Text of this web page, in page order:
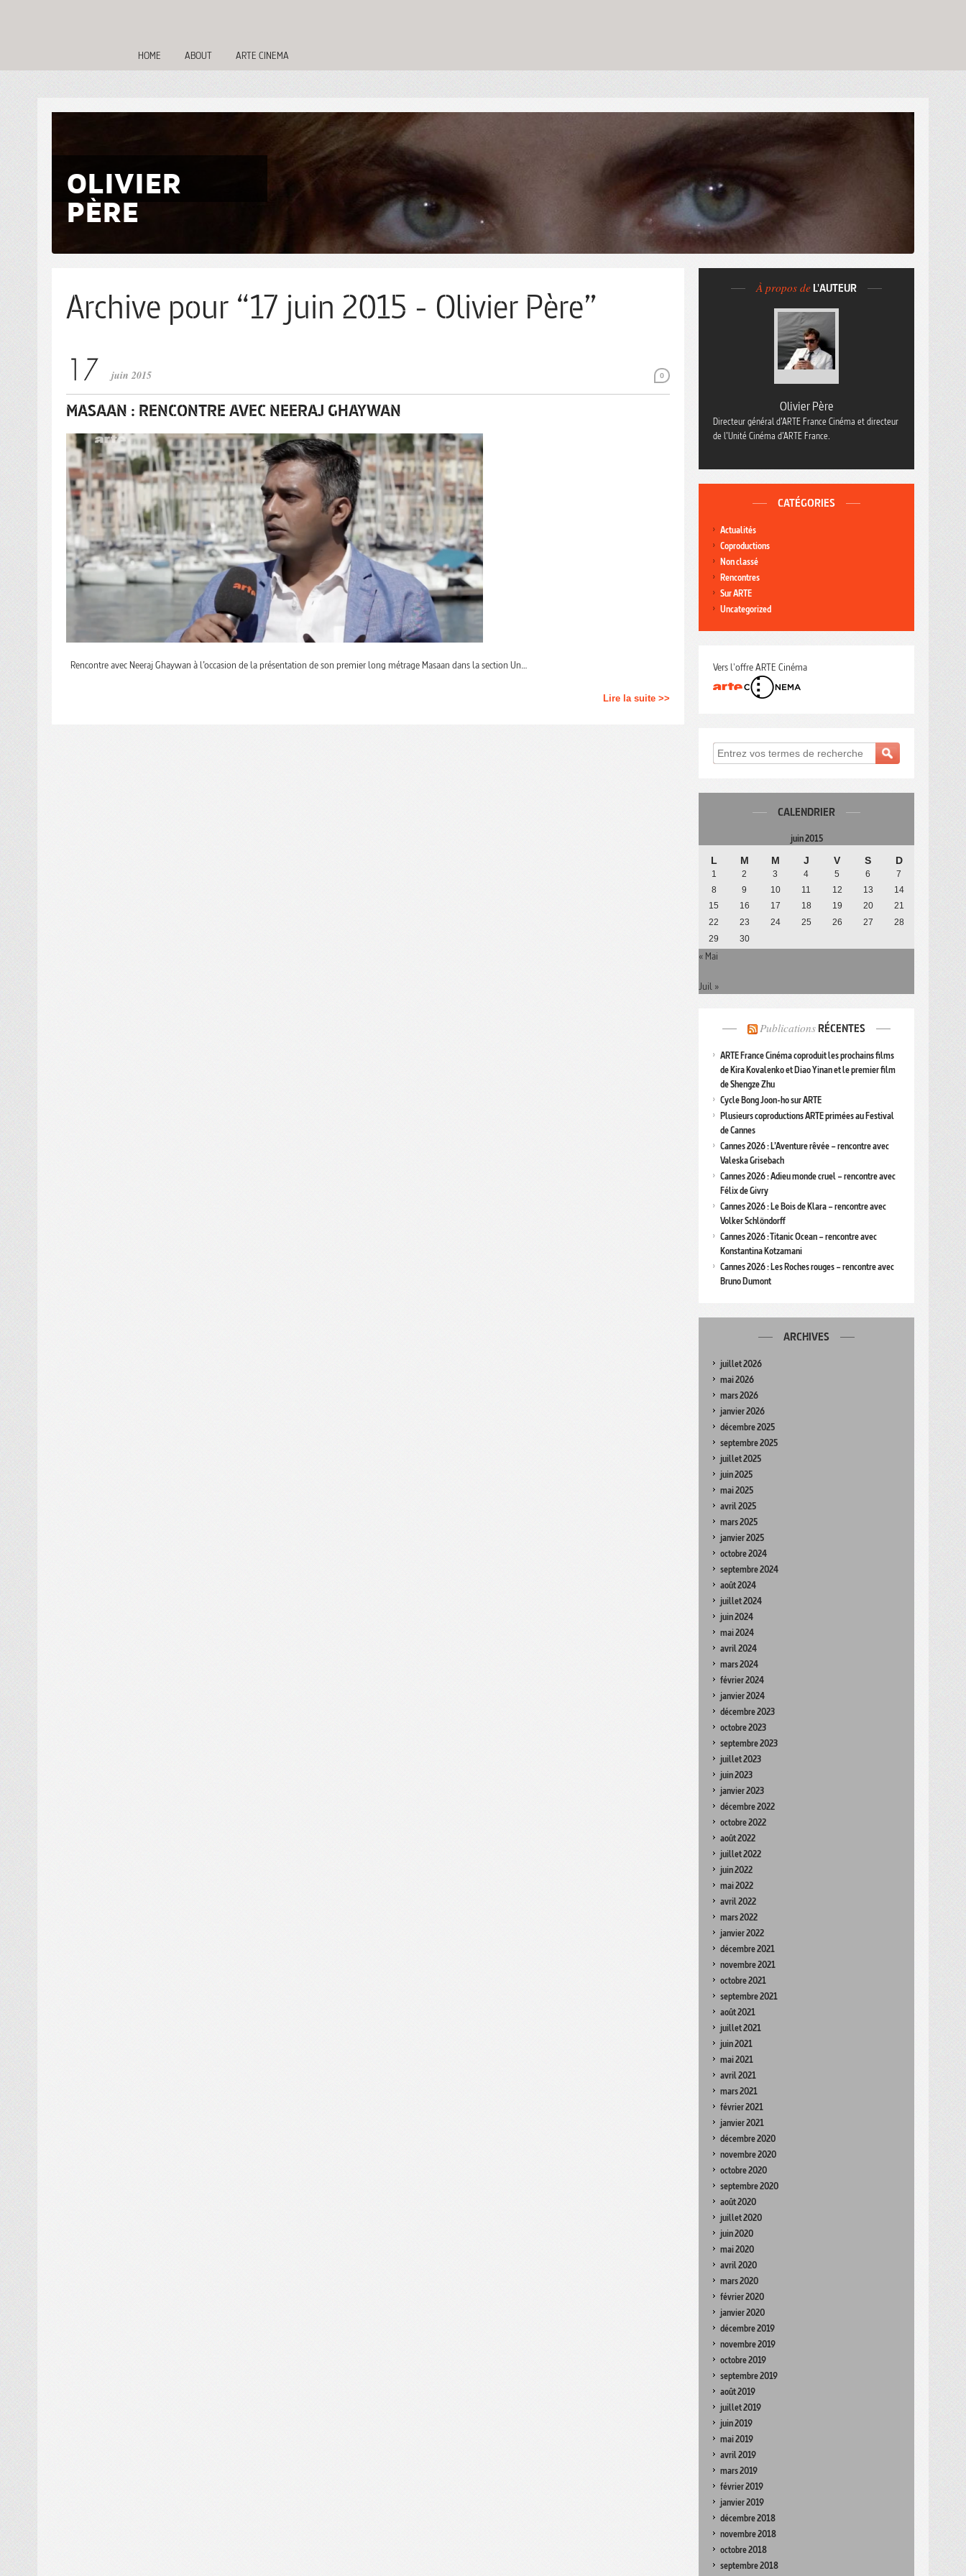
HOME ABOUT ARTE CINEMA
OLIVIER
PÈRE
Archive pour “17 juin 2015 - Olivier Père”
0
juin 2015
MASAAN : RENCONTRE AVEC NEERAJ GHAYWAN
Rencontre avec Neeraj Ghaywan à l’occasion de la présentation de son premier long métrage Masaan dans la section Un…
Lire la suite >>
À propos de L'AUTEUR
Olivier Père
Directeur général d’ARTE France Cinéma et directeur
de l’Unité Cinéma d’ARTE France.
CATÉGORIES
Actualités
Coproductions
Non classé
Rencontres
Sur ARTE
Uncategorized
Vers l'offre ARTE Cinéma
CALENDRIER
juin 2015
L M M J V S D
1 2 3 4 5 6
7
8
9 10 11 12 13
14
15
16 17 18 19 20
21
22
23 24 25 26 27
28
29
30
« Mai
Juil »
Publications RÉCENTES
ARTE France Cinéma coproduit les prochains films
de Kira Kovalenko et Diao Yinan et le premier film
de Shengze Zhu
Cycle Bong Joon-ho sur ARTE
Plusieurs coproductions ARTE primées au Festival
de Cannes
Cannes 2026 : L’Aventure rêvée – rencontre avec
Valeska Grisebach
Cannes 2026 : Adieu monde cruel – rencontre avec
Félix de Givry
Cannes 2026 : Le Bois de Klara – rencontre avec
Volker Schlöndorff
Cannes 2026 : Titanic Ocean – rencontre avec
Konstantina Kotzamani
Cannes 2026 : Les Roches rouges – rencontre avec
Bruno Dumont
ARCHIVES
juillet 2026
mai 2026
mars 2026
janvier 2026
décembre 2025
septembre 2025
juillet 2025
juin 2025
mai 2025
avril 2025
mars 2025
janvier 2025
octobre 2024
septembre 2024
août 2024
juillet 2024
juin 2024
mai 2024
avril 2024
mars 2024
février 2024
janvier 2024
décembre 2023
octobre 2023
septembre 2023
juillet 2023
juin 2023
janvier 2023
décembre 2022
octobre 2022
août 2022
juillet 2022
juin 2022
mai 2022
avril 2022
mars 2022
janvier 2022
décembre 2021
novembre 2021
octobre 2021
septembre 2021
août 2021
juillet 2021
juin 2021
mai 2021
avril 2021
mars 2021
février 2021
janvier 2021
décembre 2020
novembre 2020
octobre 2020
septembre 2020
août 2020
juillet 2020
juin 2020
mai 2020
avril 2020
mars 2020
février 2020
janvier 2020
décembre 2019
novembre 2019
octobre 2019
septembre 2019
août 2019
juillet 2019
juin 2019
mai 2019
avril 2019
mars 2019
février 2019
janvier 2019
décembre 2018
novembre 2018
octobre 2018
septembre 2018